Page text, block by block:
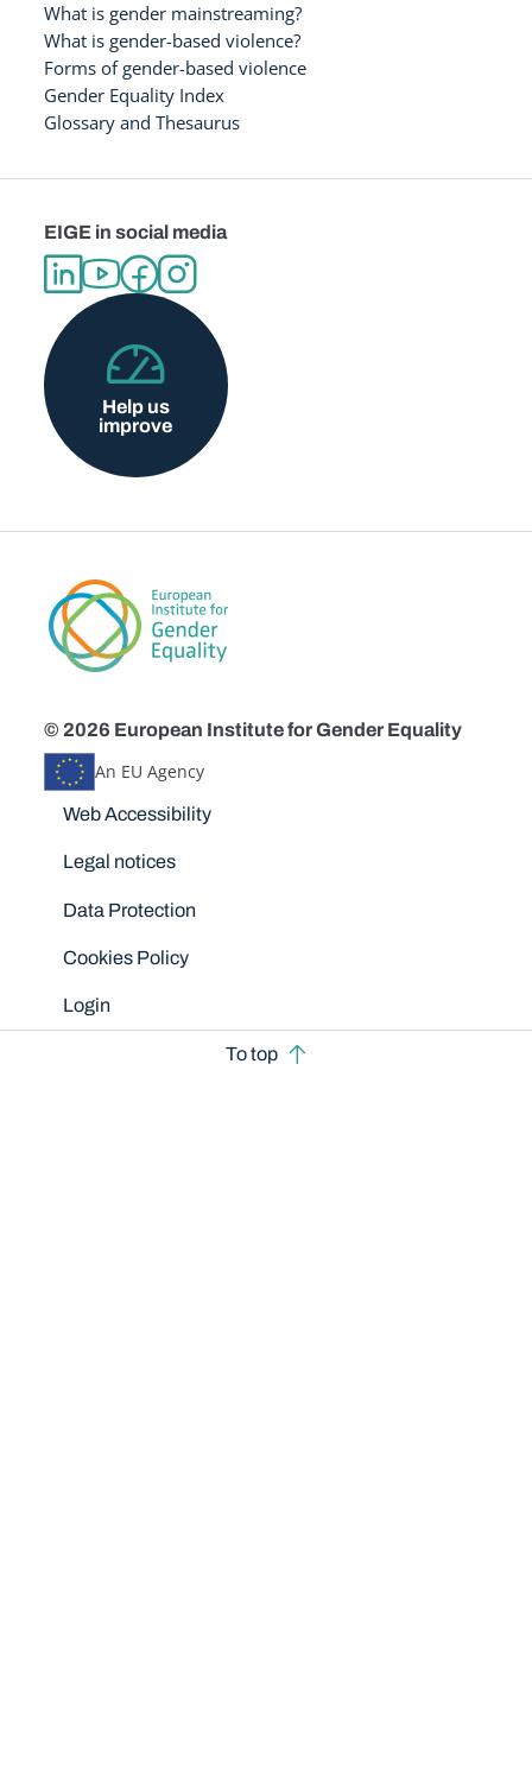
What is gender mainstreaming?
What is gender-based violence?
Forms of gender-based violence
Gender Equality Index
Glossary and Thesaurus
EIGE in social media
Help us
improve
© 2026 European Institute for Gender Equality
An EU Agency
Disclaimers
Web Accessibility
Legal notices
Data Protection
Cookies Policy
Login
To top